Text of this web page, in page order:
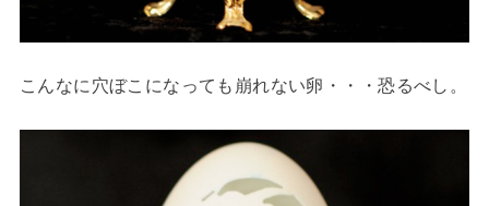
こんなに穴ぼこになっても崩れない卵・・・恐るべし。